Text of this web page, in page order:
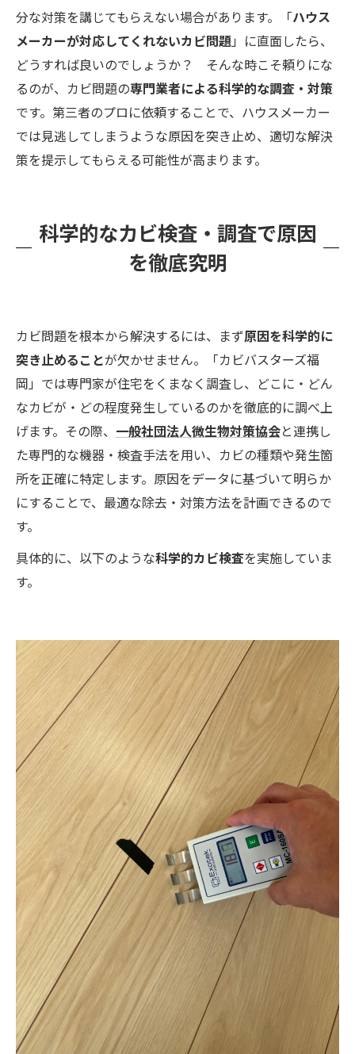
分な対策を講じてもらえない場合があります。「ハウス
メーカーが対応してくれないカビ問題」に直面したら、
どうすれば良いのでしょうか？ そんな時こそ頼りにな
るのが、カビ問題の専門業者による科学的な調査・対策
です。第三者のプロに依頼することで、ハウスメーカー
では見逃してしまうような原因を突き止め、適切な解決
策を提示してもらえる可能性が高まります。
科学的なカビ検査・調査で原因
を徹底究明
カビ問題を根本から解決するには、まず原因を科学的に
突き止めることが欠かせません。「カビバスターズ福
岡」では専門家が住宅をくまなく調査し、どこに・どん
なカビが・どの程度発生しているのかを徹底的に調べ上
げます。その際、 一般社団法人微生物対策協会と連携し
た専門的な機器・検査手法を用い、カビの種類や発生箇
所を正確に特定します。原因をデータに基づいて明らか
にすることで、最適な除去・対策方法を計画できるので
す。
具体的に、以下のような科学的カビ検査を実施していま
す。